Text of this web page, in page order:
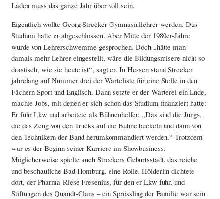
Laden muss das ganze Jahr über voll sein.
Eigentlich wollte Georg Strecker Gymnasiallehrer werden. Das
Studium hatte er abgeschlossen. Aber Mitte der 1980er-Jahre
wurde von Lehrerschwemme gesprochen. Doch „hätte man
damals mehr Lehrer eingestellt, wäre die Bildungsmisere nicht so
drastisch, wie sie heute ist“, sagt er. In Hessen stand Strecker
jahrelang auf Nummer drei der Warteliste für eine Stelle in den
Fächern Sport und Englisch. Dann setzte er der Warterei ein Ende,
machte Jobs, mit denen er sich schon das Studium finanziert hatte:
Er fuhr Lkw und arbeitete als Bühnenhelfer: „Das sind die Jungs,
die das Zeug von den Trucks auf die Bühne buckeln und dann von
den Technikern der Band herumkommandiert werden.“ Trotzdem
war es der Beginn seiner Karriere im Showbusiness.
Möglicherweise spielte auch Streckers Geburtsstadt, das reiche
und beschauliche Bad Homburg, eine Rolle. Hölderlin dichtete
dort, der Pharma-Riese Fresenius, für den er Lkw fuhr, und
Stiftungen des Quandt-Clans – ein Sprössling der Familie war sein